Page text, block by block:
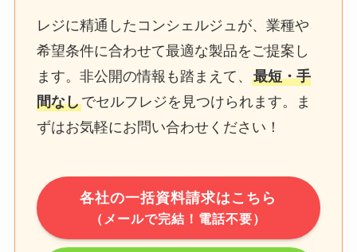
レジに精通したコンシェルジュが、業種や
希望条件に合わせて最適な製品をご提案し
ます。非公開の情報も踏まえて、 最短・手
間なしでセルフレジを見つけられます。ま
ずはお気軽にお問い合わせください！
各社の一括資料請求はこちら
（メールで完結！電話不要）